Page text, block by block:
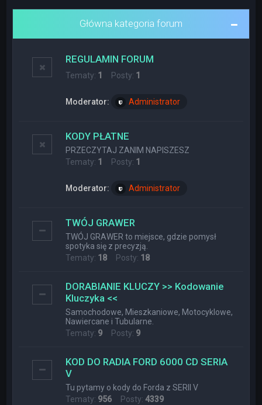
Główna kategoria forum
REGULAMIN FORUM
Tematy: 1 Posty: 1
Moderator: Administrator
KODY PŁATNE
PRZECZYTAJ ZANIM NAPISZESZ
Tematy: 1 Posty: 1
Moderator: Administrator
TWÓJ GRAWER
TWÓJ GRAWER to miejsce, gdzie pomysł
spotyka się z precyzją.
Tematy: 18 Posty: 18
DORABIANIE KLUCZY >> Kodowanie
Kluczyka <<
Samochodowe, Mieszkaniowe, Motocyklowe,
Nawiercane i Tubularne.
Tematy: 9 Posty: 9
KOD DO RADIA FORD 6000 CD SERIA
V
Tu pytamy o kody do Forda z SERII V
Tematy: 956 Posty:4339